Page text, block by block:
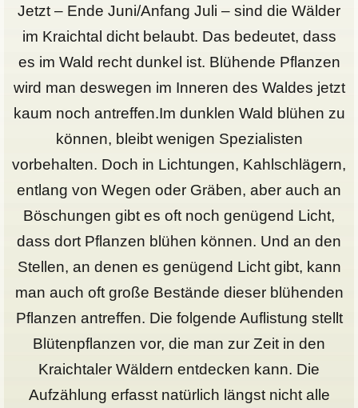
Jetzt – Ende Juni/Anfang Juli – sind die Wälder
im Kraichtal dicht belaubt. Das bedeutet, dass
es im Wald recht dunkel ist. Blühende Pflanzen
wird man deswegen im Inneren des Waldes jetzt
kaum noch antreffen.Im dunklen Wald blühen zu
können, bleibt wenigen Spezialisten
vorbehalten. Doch in Lichtungen, Kahlschlägern,
entlang von Wegen oder Gräben, aber auch an
Böschungen gibt es oft noch genügend Licht,
dass dort Pflanzen blühen können. Und an den
Stellen, an denen es genügend Licht gibt, kann
man auch oft große Bestände dieser blühenden
Pflanzen antreffen. Die folgende Auflistung stellt
Blütenpflanzen vor, die man zur Zeit in den
Kraichtaler Wäldern entdecken kann. Die
Aufzählung erfasst natürlich längst nicht alle